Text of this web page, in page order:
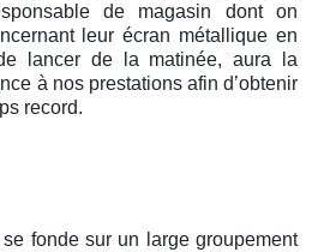
de magasin dont on
leur écran métallique en
lancer de la matinée, aura la
à nos prestations afin d’obtenir
record.
fonde sur un large groupement